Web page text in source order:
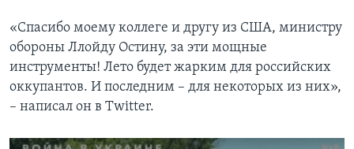
«Спасибо моему коллеге и другу из США, министру
обороны Ллойду Остину, за эти мощные
инструменты! Лето будет жарким для российских
оккупантов. И последним – для некоторых из них»,
– написал он в Twitter.